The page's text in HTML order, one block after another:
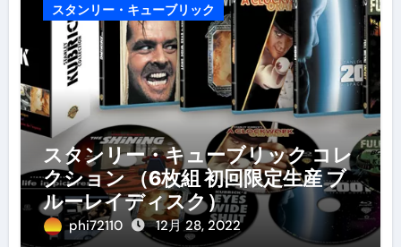
スタンリー・キューブリック
スタンリー・キューブリック コレ
クション （6枚組 初回限定生産 ブ
ルーレイディスク）
phi72110 12月 28, 2022